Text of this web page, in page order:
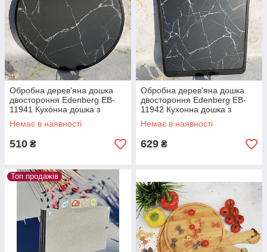
Обробна дерев'яна дошка
двостороння Edenberg EB-
11941 Кухонна дошка з
твердого пластику Кругла
Немає в наявності
510 ₴
Обробна дерев'яна дошка
двостороння Edenberg EB-
11942 Кухонна дошка з
твердого пластику Кругла
Немає в наявності
629 ₴
Топ продажів